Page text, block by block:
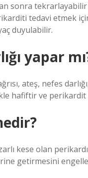
sonra
tedavi etmek
duyulabilir.
yapar
ateş, nefes
hafiftir ve
kese olan
getirmesini